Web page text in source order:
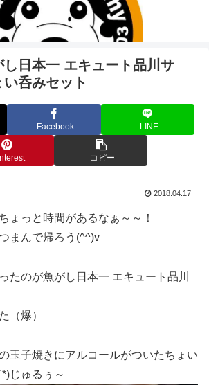
し日本一 エキュート品川サ
呑みセット
Facebook LINE
コピー
2018.04.17
ょっと時間があるなぁ～～！
まんで帰ろう(^^)v
たのが魚がし日本一 エキュート品川
（爆）
玉子焼きにアルコールがついたちょい
じゅるぅ～